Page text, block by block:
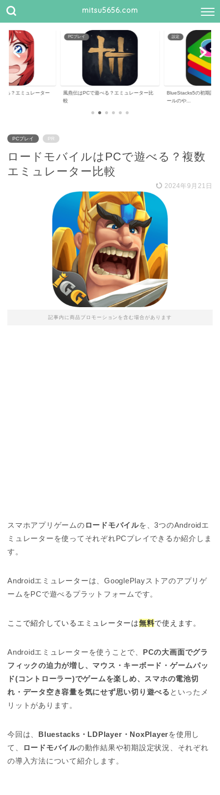
mitsu5656.com
る？エミュレーター
PCプレイ
風燕伝はPCで遊べる？エミュレーター比
較
設定
BlueStacks5の初期設
ールのや...
PCプレイ PR
ロードモバイルはPCで遊べる？複数
エミュレーター比較
2024年9月21日
記事内に商品プロモーションを含む場合があります
スマホアプリゲームのロードモバイルを、3つのAndroidエ
ミュレーターを使ってそれぞれPCプレイできるか紹介しま
す。
Androidエミュレーターは、GooglePlayストアのアプリゲ
ームをPCで遊べるプラットフォームです。
ここで紹介しているエミュレーターは無料で使えます。
Androidエミュレーターを使うことで、 PCの大画面でグラ
フィックの迫力が増し、マウス・キーボード・ゲームパッ
ド(コントローラー)でゲームを楽しめ、スマホの電池切
れ・データ空き容量を気にせず思い切り遊べる といったメ
リットがあります。
今回は、 Bluestacks・ LDPlayer・NoxPlayerを使用し
て、
ロードモバイルの動作結果や初期設定状況、それぞれ
の導入方法について紹介します。